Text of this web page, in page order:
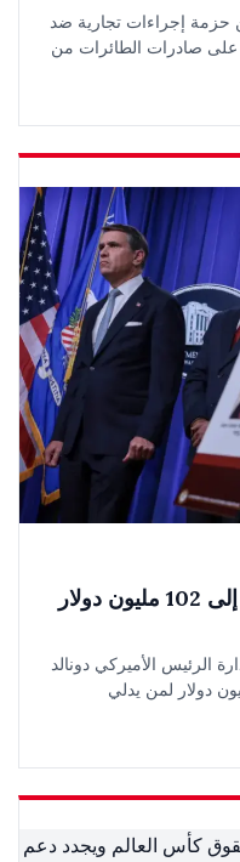
حزمة إجراءات تجارية ضد
على صادرات الطائرات من
واشنطن تعرض مكافآت تصل إلى 102 مليون دولار
الرئيس الأميركي دونالد
مالية تصل إلى 102 مليون دولار لمن يدلي